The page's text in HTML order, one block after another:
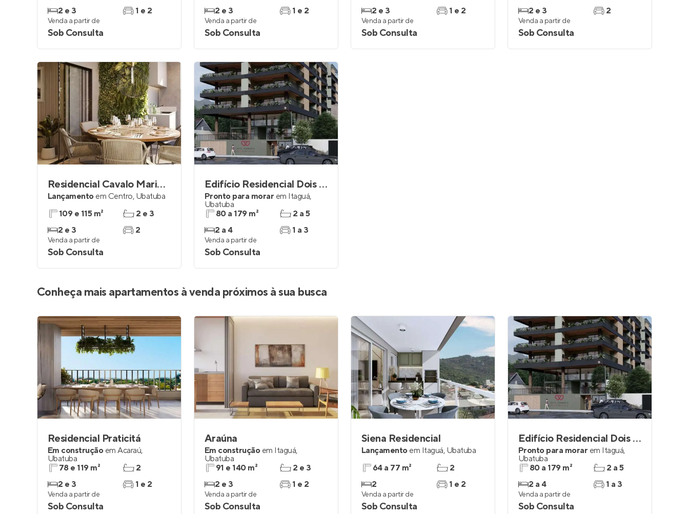
2 e 3
1 e 2
Venda a partir de
Sob Consulta
2 e 3
1 e 2
Venda a partir de
Sob Consulta
2 e 3
1 e 2
Venda a partir de
Sob Consulta
2 e 3
2
Venda a partir de
Sob Consulta
Residencial Cavalo Marinho
Lançamento em Centro, Ubatuba
109 e 115 m²
2 e 3
2 e 3
2
Venda a partir de
Sob Consulta
Edifício Residencial Dois Corações
Pronto para morar em Itaguá,
Ubatuba
80 a 179 m²
2 a 4
2 a 5
1 a 3
Venda a partir de
Sob Consulta
Conheça mais apartamentos à venda próximos à sua busca
Residencial Praticitá
Em construção em Acaraú,
Ubatuba
78 e 119 m²
2 e 3
2
1 e 2
Venda a partir de
Sob Consulta
Araúna
Em construção em Itaguá,
Ubatuba
91 e 140 m²
2 e 3
2 e 3
1 e 2
Venda a partir de
Sob Consulta
Siena Residencial
Lançamento em Itaguá, Ubatuba
64 a 77 m²
2
2
1 e 2
Venda a partir de
Sob Consulta
Edifício Residencial Dois Corações
Pronto para morar em Itaguá,
Ubatuba
80 a 179 m²
2 a 4
2 a 5
1 a 3
Venda a partir de
Sob Consulta